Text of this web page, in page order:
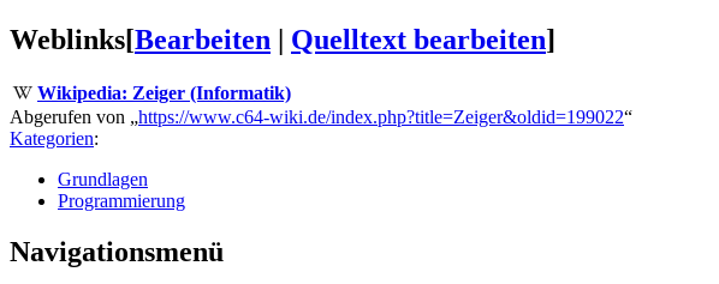
Weblinks[Bearbeiten | Quelltext bearbeiten]
Wikipedia: Zeiger (Informatik)
Abgerufen von „https://www.c64-wiki.de/index.php?title=Zeiger&oldid=199022“
Kategorien:
Grundlagen
Programmierung
Navigationsmenü